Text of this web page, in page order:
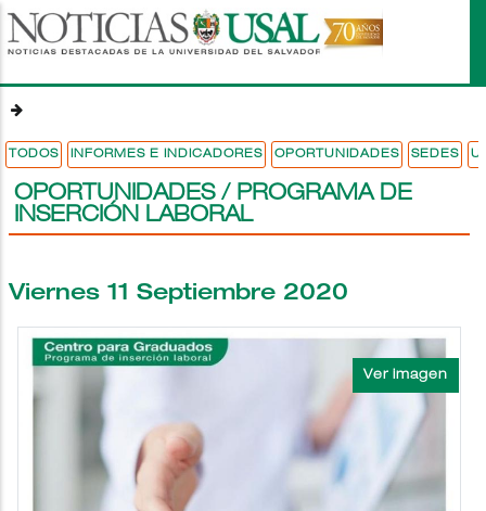
Pasar
al
principal
TODOS INFORMES E INDICADORES OPORTUNIDADES SEDES
OPORTUNIDADES / PROGRAMA DE
INSERCIÓN LABORAL
Viernes 11 Septiembre 2020